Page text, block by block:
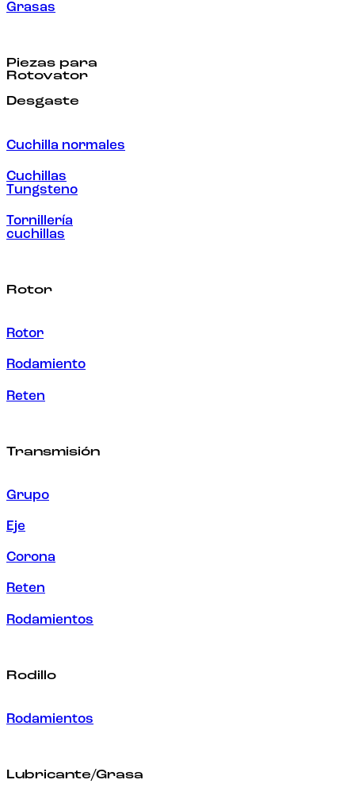
Grasas
Piezas para
Rotovator
Desgaste
Cuchilla normales
Cuchillas
Tungsteno
Tornillería
cuchillas
Rotor
Rotor
Rodamiento
Reten
Transmisión
Grupo
Eje
Corona
Reten
Rodamientos
Rodillo
Rodamientos
Lubricante/Grasa